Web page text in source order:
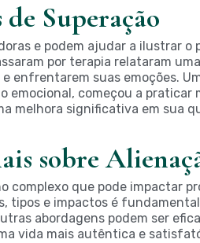
Superação
e podem ajudar a ilustrar o
por terapia relataram
enfrentarem suas emoções.
emocional, começou a
melhora significativa em sua
sobre
complexo que pode impactar
tipos e impactos é
abordagens podem ser
vida mais autêntica e